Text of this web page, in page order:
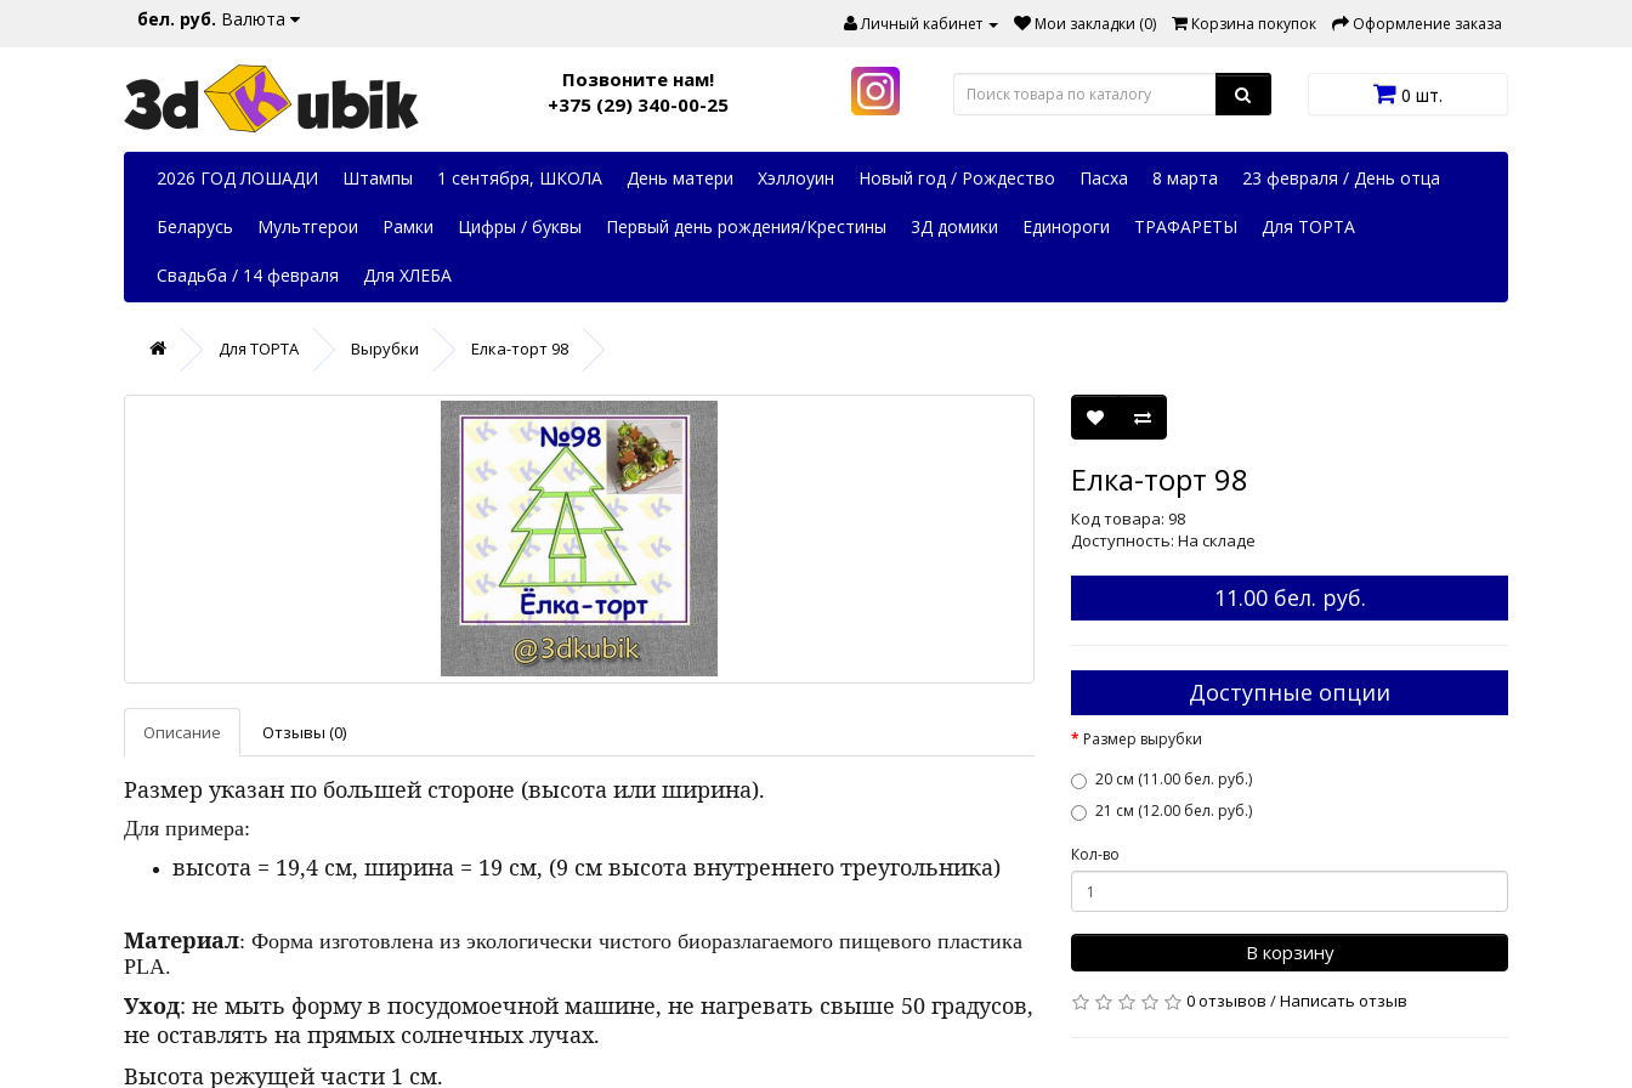
бел. руб. Валюта Личный кабинет Мои закладки (0) Корзина покупок Оформление заказа
Позвоните нам!
+375 (29) 340-00-25
0 шт.
2026 ГОД ЛОШАДИ Штампы 1 сентября, ШКОЛА День матери Хэллоуин Новый год / Рождество Пасха 8 марта 23 февраля / День отца
Беларусь Мультгерои Рамки Цифры / буквы Первый день рождения/Крестины 3Д домики Единороги ТРАФАРЕТЫ Для ТОРТА
Свадьба / 14 февраля Для ХЛЕБА
Для ТОРТА Вырубки Елка-торт 98
Описание Отзывы (0)
Размер указан по большей стороне (высота или ширина).
Для примера:
высота = 19,4 см, ширина = 19 см, (9 см высота внутреннего треугольника)
Материал: Форма изготовлена из экологически чистого биоразлагаемого пищевого пластика
PLA.
Уход: не мыть форму в посудомоечной машине, не нагревать свыше 50 градусов,
не оставлять на прямых солнечных лучах.
Высота режущей части 1 см.
Елка-торт 98
Код товара: 98
Доступность: На складе
11.00 бел. руб.
Доступные опции
Размер вырубки
20 см (11.00 бел. руб.)
21 см (12.00 бел. руб.)
Кол-во
В корзину
0 отзывов /Написать отзыв